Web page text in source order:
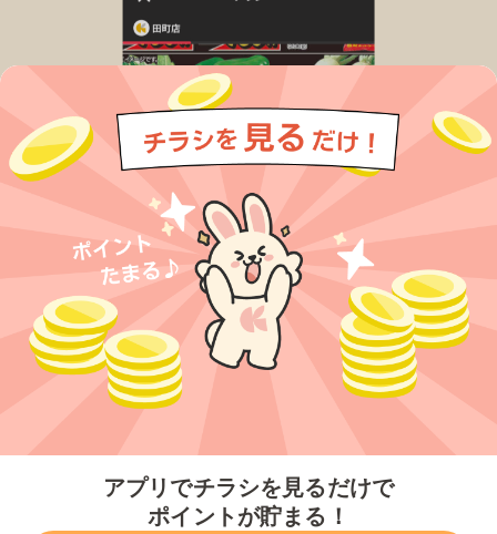
アプリでチラシを見るだけで
ポイントが貯まる！